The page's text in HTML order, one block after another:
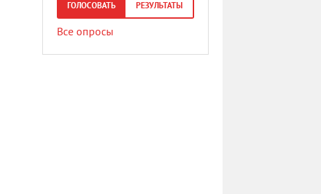
ГОЛОСОВАТЬ РЕЗУЛЬТАТЫ
Все опросы